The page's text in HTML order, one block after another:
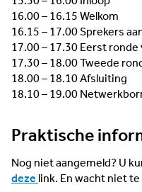
16.00 – 16.15 Welkom
16.15 – 17.00 Sprekers
17.00 – 17.30 Eerst
17.30 – 18.00 Tweede
18.00 – 18.10 Afsluiting
18.10 – 19.00
Praktische
Nog niet aangemeld? U
deze link. En wacht niet